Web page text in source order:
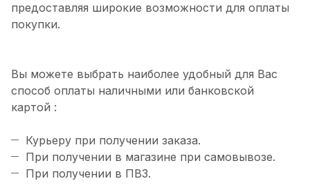
предоставляя широкие возможности для оплаты
покупки.
Вы можете выбрать наиболее удобный для Вас
способ оплаты наличными или банковской
картой :
Курьеру при получении заказа.
При получении в магазине при самовывозе.
При получении в ПВЗ.